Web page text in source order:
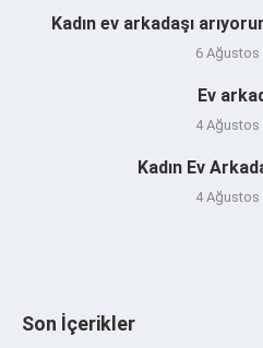
Kadın ev arkadaşı
6 Ağustos
Ev
4 Ağustos
Kadın Ev
4 Ağustos
Son İçerikler